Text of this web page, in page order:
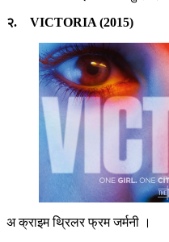
२. VICTORIA (2015)
अ क्राइम थ्रिलर फ्रम जर्मनी ।